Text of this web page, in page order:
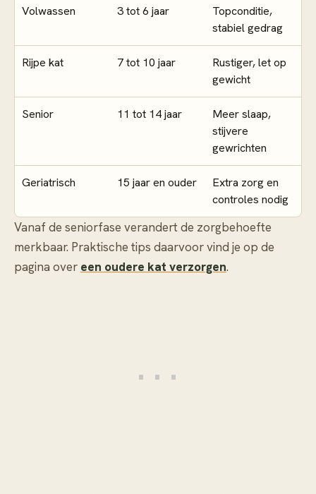
Volwassen 3 tot 6 jaar
Topconditie,
stabiel gedrag
Rijpe kat 7 tot 10 jaar
Rustiger, let op
gewicht
Senior 11 tot 14 jaar
Meer slaap,
stijvere
gewrichten
Geriatrisch 15 jaar en ouder
Extra zorg en
controles nodig
Vanaf de seniorfase verandert de zorgbehoefte
merkbaar. Praktische tips daarvoor vind je op de
pagina over een oudere kat verzorgen.